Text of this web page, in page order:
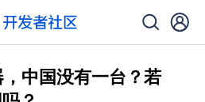
中国没有一台？若